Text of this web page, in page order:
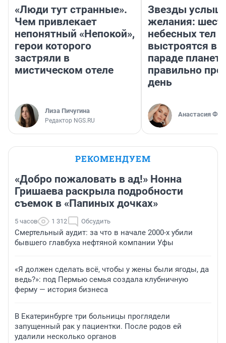
«Люди тут странные».
Чем привлекает
непонятный «Непокой»,
герои которого
застряли в
мистическом отеле
Лиза Пичугина
Редактор NGS.RU
Звезды
желания:
небесных тел
выстроятся в
параде планет
правильно
день
Анастасия
РЕКОМЕНДУЕМ
«Добро пожаловать в ад!» Нонна
Гришаева раскрыла подробности
съемок в «Папиных дочках»
5 часов 1 312 Обсудить
Смертельный аудит: за что в начале 2000-х убили
бывшего главбуха нефтяной компании Уфы
«Я должен сделать всё, чтобы у жены были ягоды, да
ведь?»: под Пермью семья создала клубничную
ферму — история бизнеса
В Екатеринбурге три больницы проглядели
запущенный рак у пациентки. После родов ей
удалили несколько органов